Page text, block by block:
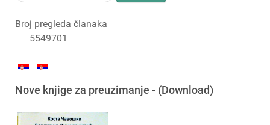
Broj pregleda članaka
5549701
Nove knjige za preuzimanje - (Download)